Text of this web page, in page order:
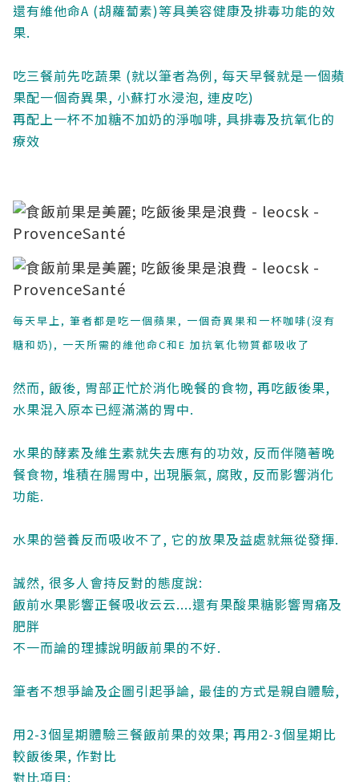
還有維他命A (胡蘿蔔素)等具美容健康及排毒功能的效
果.
吃三餐前先吃蔬果 (就以筆者為例, 每天早餐就是一個蘋
果配一個奇異果, 小蘇打水浸泡, 連皮吃)
再配上一杯不加糖不加奶的淨咖啡, 具排毒及抗氧化的
療效
每天早上, 筆者都是吃一個蘋果, 一個奇異果和一杯咖啡(沒有
糖和奶), 一天所需的維他命C和E 加抗氧化物質都吸收了
然而, 飯後, 胃部正忙於消化晚餐的食物, 再吃飯後果,
水果混入原本已經滿滿的胃中.
水果的酵素及維生素就失去應有的功效, 反而伴隨著晚
餐食物, 堆積在腸胃中, 出現脹氣, 腐敗, 反而影響消化
功能.
水果的營養反而吸收不了, 它的放果及益處就無從發揮.
誠然, 很多人會持反對的態度說:
飯前水果影響正餐吸收云云....還有果酸果糖影響胃痛及
肥胖
不一而論的理據說明飯前果的不好.
筆者不想爭論及企圖引起爭論, 最佳的方式是親自體驗,
用2-3個星期體驗三餐飯前果的效果; 再用2-3個星期比
較飯後果, 作對比
對比項目: